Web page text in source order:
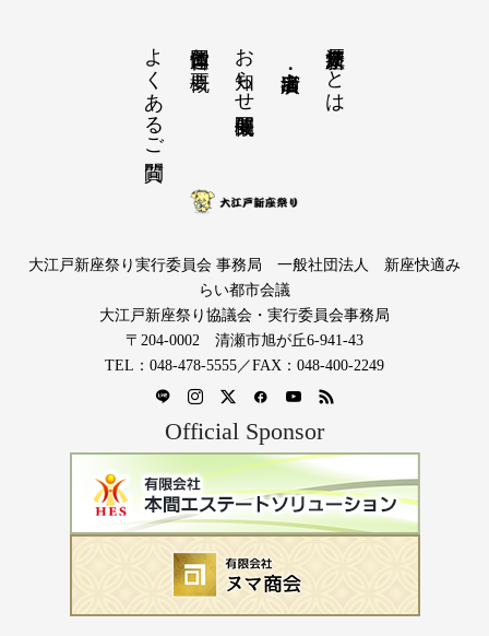
大江戸新座祭りとは
お知らせ開催概要
運営団体と概要
よくあるご質問
大江戸新座祭り実行委員会 事務局 一般社団法人 新座快適み
らい都市会議
大江戸新座祭り協議会・実行委員会事務局
〒204-0002 清瀬市旭が丘6-941-43
TEL：048-478-5555／FAX：048-400-2249
Official Sponsor